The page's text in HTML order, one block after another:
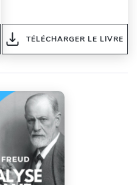
TÉLÉCHARGER LE LIVRE